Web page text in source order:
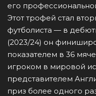
его
Этот трофей стал
футболиста — в
(2023/24) он
показателем в 36
игроком в мировой
представителем
приз более одного